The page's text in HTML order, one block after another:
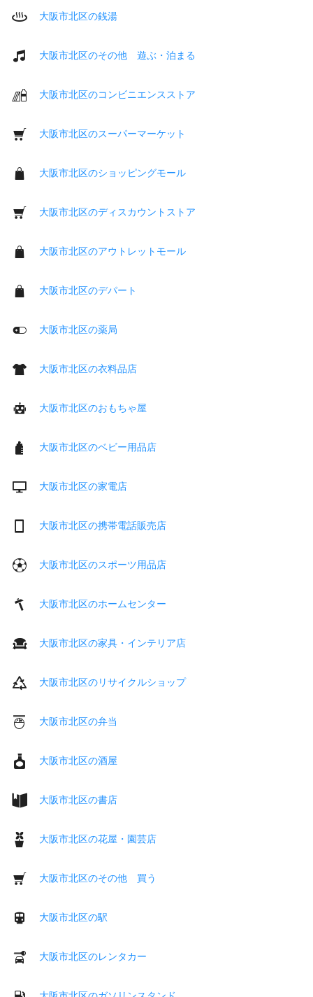
大阪市北区の銭湯
大阪市北区のその他 遊ぶ・泊まる
大阪市北区のコンビニエンスストア
大阪市北区のスーパーマーケット
大阪市北区のショッピングモール
大阪市北区のディスカウントストア
大阪市北区のアウトレットモール
大阪市北区のデパート
大阪市北区の薬局
大阪市北区の衣料品店
大阪市北区のおもちゃ屋
大阪市北区のベビー用品店
大阪市北区の家電店
大阪市北区の携帯電話販売店
大阪市北区のスポーツ用品店
大阪市北区のホームセンター
大阪市北区の家具・インテリア店
大阪市北区のリサイクルショップ
大阪市北区の弁当
大阪市北区の酒屋
大阪市北区の書店
大阪市北区の花屋・園芸店
大阪市北区のその他 買う
大阪市北区の駅
大阪市北区のレンタカー